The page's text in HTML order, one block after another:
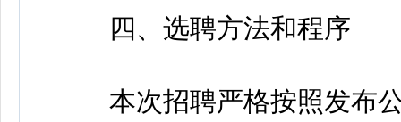
四、选聘方法和程序
本次招聘严格按照发布